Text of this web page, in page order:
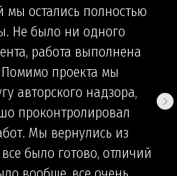
мы остались полностью
Не было ни одного
работа выполнена
Помимо проекта мы
авторского надзора,
проконтролировал
Мы вернулись из
было готово, отличий